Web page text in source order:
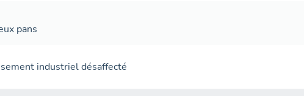
pans
industriel désaffecté